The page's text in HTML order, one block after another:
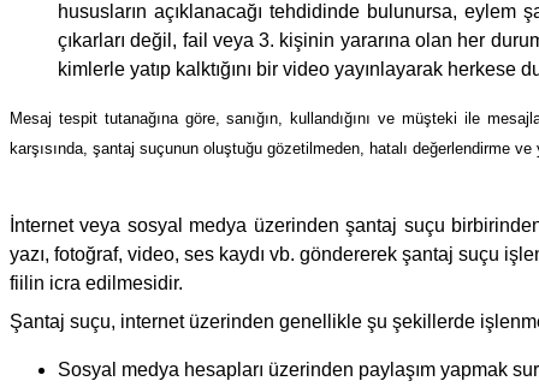
hususların açıklanacağı tehdidinde bulunursa, eylem
çıkarları değil, fail veya 3. kişinin yararına olan her
kimlerle yatıp kalktığını bir video yayınlayarak
Mesaj tespit tutanağına göre, sanığın, kullandığını ve müşteki ile
karşısında, şantaj suçunun oluştuğu gözetilmeden, hatalı değerlendirme
İnternet veya sosyal medya üzerinden şantaj suçu
yazı, fotoğraf, video, ses kaydı vb. göndererek şantaj suçu
fiilin icra edilmesidir.
Şantaj suçu, internet üzerinden genellikle şu şekillerde
Sosyal medya hesapları üzerinden paylaşım yapmak